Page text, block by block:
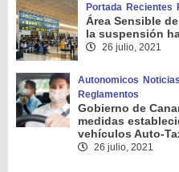
Portada Recientes
Área Sensible
la suspensión
26 julio, 2021
Autonomicos Noticias
Reglamentos
Gobierno de
medidas
vehículos Auto-
26 julio, 2021